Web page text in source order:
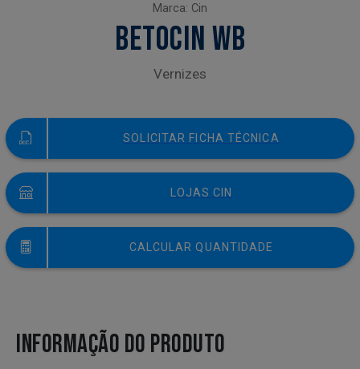
Marca: Cin
BETOCIN WB
Vernizes
SOLICITAR FICHA TÉCNICA
LOJAS CIN
CALCULAR QUANTIDADE
INFORMAÇÃO DO PRODUTO